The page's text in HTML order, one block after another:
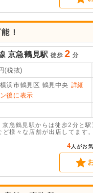
！
京急鶴見駅 徒歩 2 分
(税抜)
浜市鶴見区 鶴見中央 詳細
後に表示
急鶴見駅からは徒歩2分と
ど様々な店舗が出店してま
4人がお